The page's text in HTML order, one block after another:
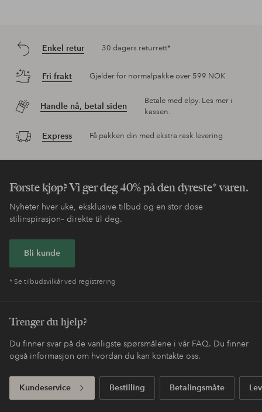
Enkel retur 30 dagers returrett*
Fri frakt Gjelder for normalpakke over 599 NOK
Handle nå, betal siden
Betale med elpy. Les mer i
kassen.
Express Få pakken din med ekstra rask levering
Første kjøp? Vi ger deg 40% på den dyreste* varen.
Nyheter hver uke, eksklusive tilbud og en stor dose
stilinspirasjon– direkte til deg.
Bli kunde
* Se tilbudsvilkår ved registrering
Trenger du hjelp?
Du finner svar på de vanligste spørsmålene i vår FAQ. Du finner
også informasjon om hvordan du kan kontakte oss.
Kundeservice Bestilling Betalingsmåte